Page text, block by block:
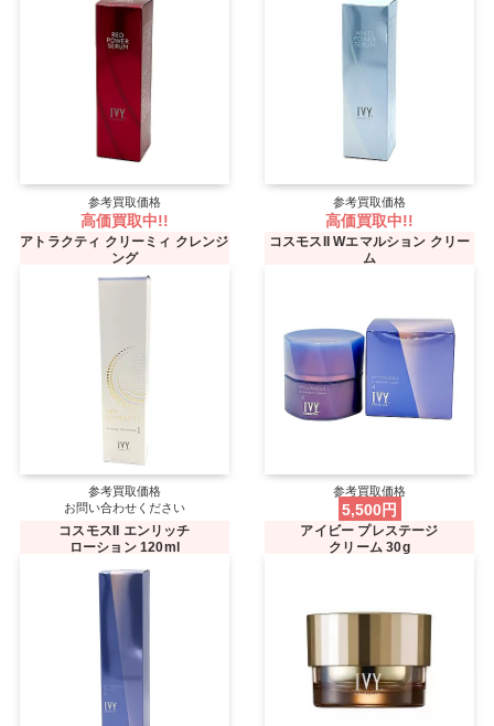
参考買取価格
高価買取中!!
参考買取価格
高価買取中!!
アトラクティ クリーミィ クレンジ
ング
参考買取価格
お問い合わせください
コスモスII Wエマルション クリー
ム
参考買取価格
5,500円
コスモスII エンリッチ
ローション 120ml
アイビー プレステージ
クリーム 30g